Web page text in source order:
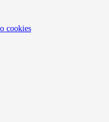
cookies